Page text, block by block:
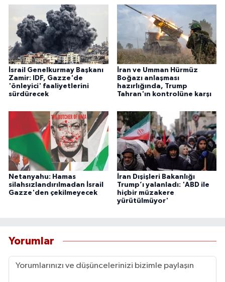
İsrail Genelkurmay Başkanı
Zamir: IDF, Gazze'de
'önleyici' faaliyetlerini
sürdürecek
İran ve Umman Hürmüz
Boğazı anlaşması
hazırlığında, Trump
Tahran'ın kontrolüne karşı
Netanyahu: Hamas
silahsızlandırılmadan İsrail
Gazze'den çekilmeyecek
İran Dışişleri Bakanlığı
Trump’ı yalanladı: 'ABD ile
hiçbir müzakere
yürütülmüyor'
Yorumlar